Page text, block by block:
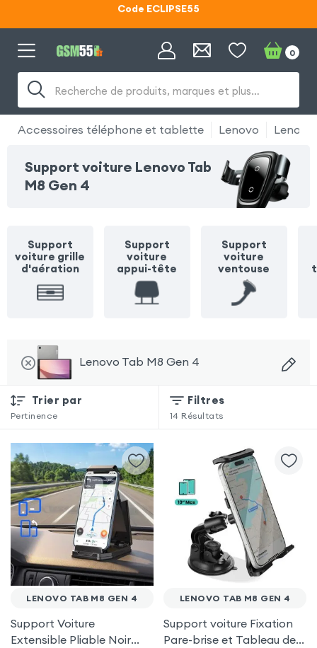
Lunettes d'éclipse OFFERTES
Code ECLIPSE55
Recherche de produits, marques et plus…
0
Accessoires téléphone et tablette Lenovo Lenovo
Support voiture Lenovo Tab
M8 Gen 4
Support
voiture grille
d'aération
Support
voiture
appui-tête
Support
voiture
ventouse
Lenovo Tab M8 Gen 4
Trier par
Pertinence
Filtres
14 Résultats
LENOVO TAB M8 GEN 4
Support Voiture
Extensible Pliable Noir
LENOVO TAB M8 GEN 4
Support voiture Fixation
Pare-brise et Tableau de